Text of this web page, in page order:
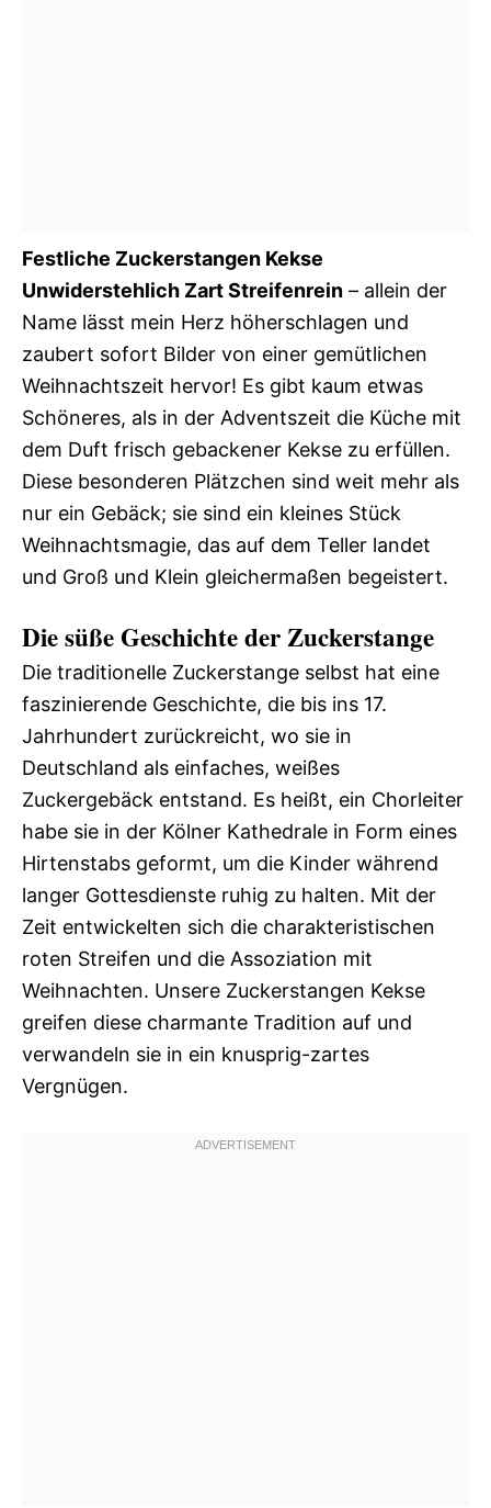
Festliche Zuckerstangen Kekse
Unwiderstehlich Zart Streifenrein – allein der
Name lässt mein Herz höherschlagen und
zaubert sofort Bilder von einer gemütlichen
Weihnachtszeit hervor! Es gibt kaum etwas
Schöneres, als in der Adventszeit die Küche mit
dem Duft frisch gebackener Kekse zu erfüllen.
Diese besonderen Plätzchen sind weit mehr als
nur ein Gebäck; sie sind ein kleines Stück
Weihnachtsmagie, das auf dem Teller landet
und Groß und Klein gleichermaßen begeistert.
Die süße Geschichte der Zuckerstange
Die traditionelle Zuckerstange selbst hat eine
faszinierende Geschichte, die bis ins 17.
Jahrhundert zurückreicht, wo sie in
Deutschland als einfaches, weißes
Zuckergebäck entstand. Es heißt, ein Chorleiter
habe sie in der Kölner Kathedrale in Form eines
Hirtenstabs geformt, um die Kinder während
langer Gottesdienste ruhig zu halten. Mit der
Zeit entwickelten sich die charakteristischen
roten Streifen und die Assoziation mit
Weihnachten. Unsere Zuckerstangen Kekse
greifen diese charmante Tradition auf und
verwandeln sie in ein knusprig-zartes
Vergnügen.